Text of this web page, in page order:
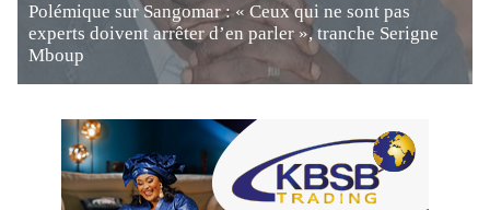
Polémique sur Sangomar : « Ceux qui ne sont pas
experts doivent arrêter d’en parler », tranche Serigne
Mboup